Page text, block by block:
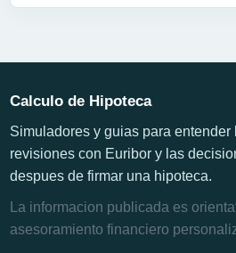
Calculo de Hipoteca
Simuladores y guias para
revisiones con Euribor y las
despues de firmar una hipoteca.
La informacion publicada es
asesoramiento financiero